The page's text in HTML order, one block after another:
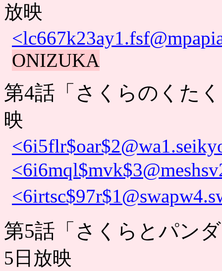
放映
ONIZUKA
第4話「さくらのくた
映
第5話「さくらとパン
5日放映